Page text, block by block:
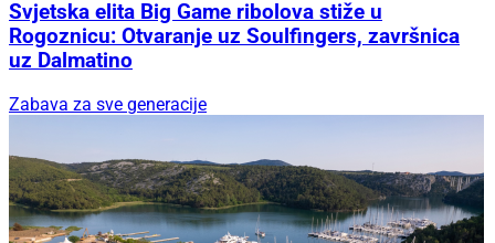
Svjetska elita Big Game ribolova stiže u
Rogoznicu: Otvaranje uz Soulfingers, završnica
uz Dalmatino
Zabava za sve generacije